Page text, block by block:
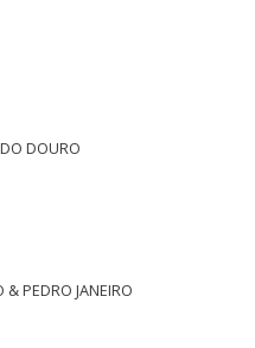
DOURO
& PEDRO JANEIRO